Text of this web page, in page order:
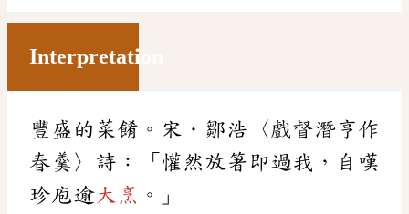
Interpretation
豐盛的菜餚。宋．鄒浩〈戲督潛亨作
春羹〉詩：「懽然放箸即過我，自嘆
珍庖逾大烹 。」